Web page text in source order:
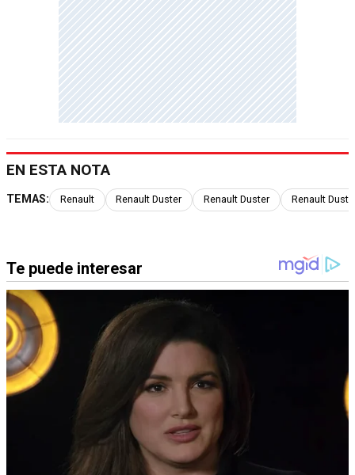
EN ESTA NOTA
TEMAS: Renault Renault Duster Renault Duster Renault